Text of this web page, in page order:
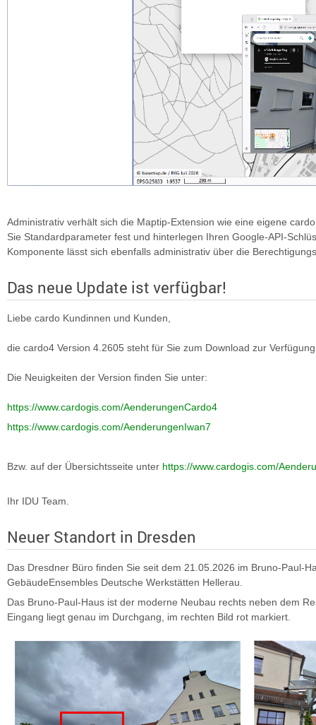
Administrativ verhält sich die Maptip-Extension wie eine eigene
Sie Standardparameter fest und hinterlegen Ihren Google-API-
Komponente lässt sich ebenfalls administrativ über die
Das neue Update ist verfügbar!
Liebe cardo Kundinnen und Kunden,
die cardo4 Version 4.2605 steht für Sie zum Download zur
Die Neuigkeiten der Version finden Sie unter:
https://www.cardogis.com/AenderungenCardo4
https://www.cardogis.com/AenderungenIwan7
Bzw. auf der Übersichtsseite unter https://www.cardogis.com/
Ihr IDU Team.
Neuer Standort in Dresden
Das Dresdner Büro finden Sie seit dem 21.05.2026 im Bruno-Paul-
GebäudeEnsembles Deutsche Werkstätten Hellerau.
Das Bruno-Paul-Haus ist der moderne Neubau rechts neben dem
Eingang liegt genau im Durchgang, im rechten Bild rot markiert.